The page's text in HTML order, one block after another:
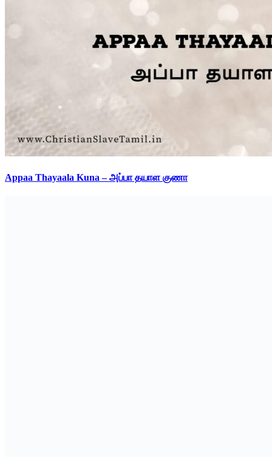
Appaa Thayaala Kuna – அப்பா தயாள குணா